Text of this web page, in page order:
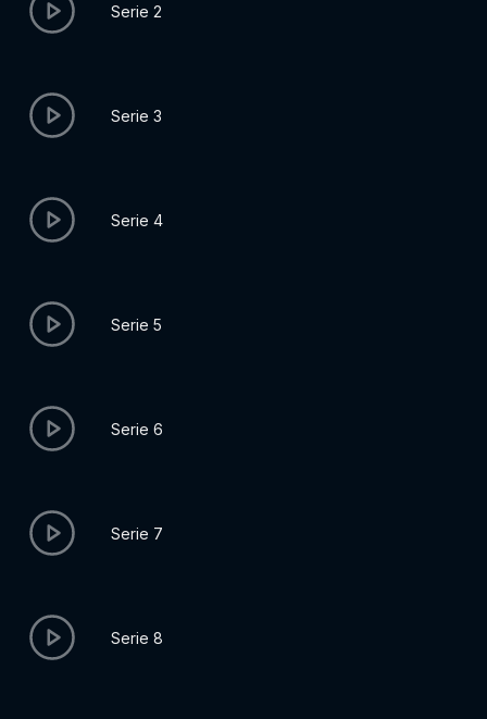
Serie 2
Serie 3
Serie 4
Serie 5
Serie 6
Serie 7
Serie 8